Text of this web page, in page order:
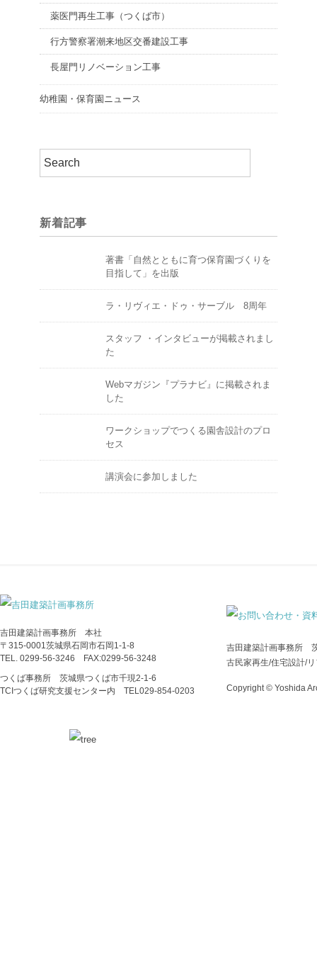
薬医門再生工事（つくば市）
行方警察署潮来地区交番建設工事
長屋門リノベーション工事
幼稚園・保育園ニュース
新着記事
著書「自然とともに育つ保育園づくりを
目指して」を出版
ラ・リヴィエ・ドゥ・サーブル 8周年
スタッフ ・インタビューが掲載されまし
た
Webマガジン『プラナビ』に掲載されま
した
ワークショップでつくる園舎設計のプロ
セス
講演会に参加しました
吉田建築計画事務所 本社
〒315-0001茨城県石岡市石岡1-1-8
TEL. 0299-56-3246 FAX:0299-56-3248
つくば事務所 茨城県つくば市千現2-1-6
TCIつくば研究支援センター内 TEL029‐854‐0203
吉田建築計画事務所
古民家再生/住宅設計/
Copyright © Yoshida